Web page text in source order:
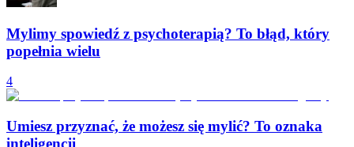
Mylimy spowiedź z psychoterapią? To błąd, który
popełnia wielu
4
Umiesz przyznać, że możesz się mylić? To oznaka
inteligencji